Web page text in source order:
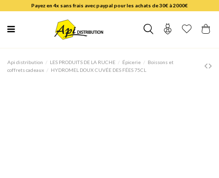
Payez en 4x sans frais avec paypal pour les achats de 30€ à 2000€
Api distribution LES PRODUITS DE LA RUCHE Épicerie
Boissons et
coffrets cadeaux
HYDROMEL DOUX CUVÉE DES FÉES 75CL